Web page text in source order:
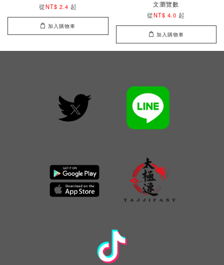
從NT$ 2.4 起
加入購物車
文瀏覽數
從NT$ 4.0 起
加入購物車